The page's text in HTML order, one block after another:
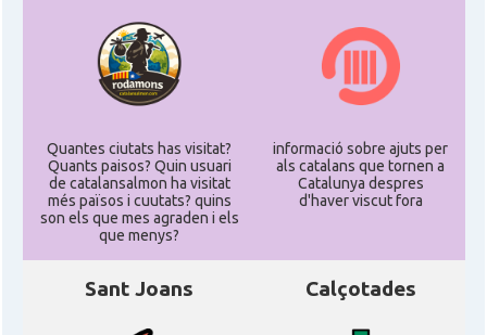
Quantes ciutats has visitat?
Quants paisos? Quin usuari
de catalansalmon ha visitat
més països i cuutats? quins
son els que mes agraden i els
que menys?
informació sobre ajuts per
als catalans que tornen a
Catalunya despres
d'haver viscut fora
Sant Joans Calçotades